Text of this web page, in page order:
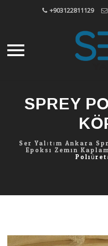
+903122811129
SPREY
Ser Yalıtım Ankara
Epoksi Zemin